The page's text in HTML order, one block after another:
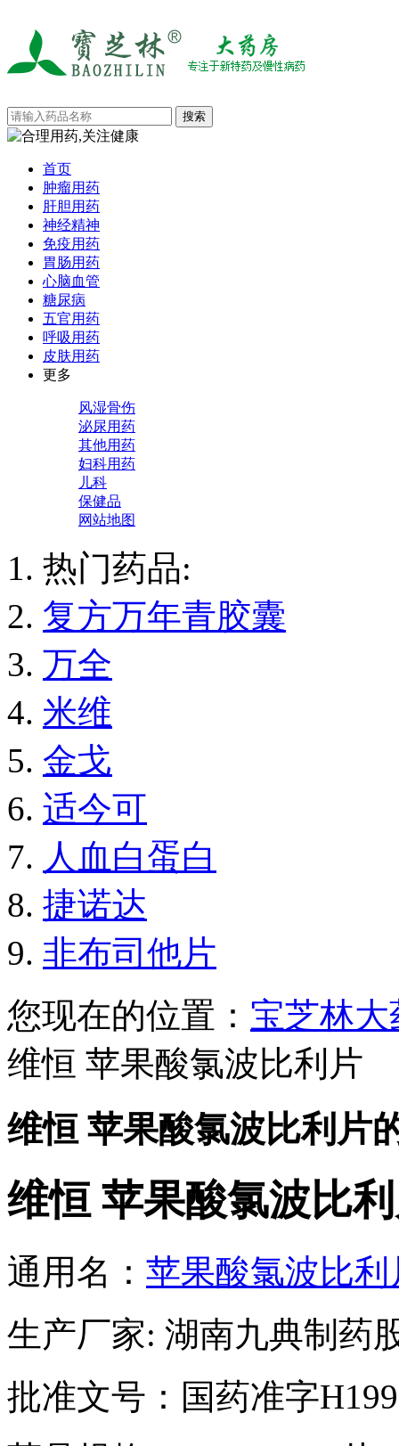
首页
肿瘤用药
肝胆用药
神经精神
免疫用药
胃肠用药
心脑血管
糖尿病
五官用药
呼吸用药
皮肤用药
更多
风湿骨伤
泌尿用药
其他用药
妇科用药
儿科
保健品
网站地图
热门药品:
复方万年青胶囊
万全
米维
金戈
适今可
人血白蛋白
捷诺达
非布司他片
您现在的位置： 宝芝林大
维恒 苹果酸氯波比利片
维恒 苹果酸氯波比利片
维恒 苹果酸氯波比
通用名： 苹果酸氯波比利
生产厂家: 湖南九典制药
批准文号：国药准字